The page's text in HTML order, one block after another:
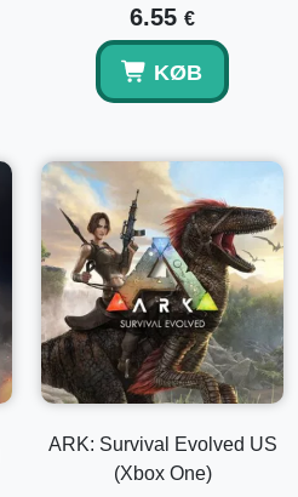
6.55 €
KØB
ARK: Survival Evolved US
(Xbox One)